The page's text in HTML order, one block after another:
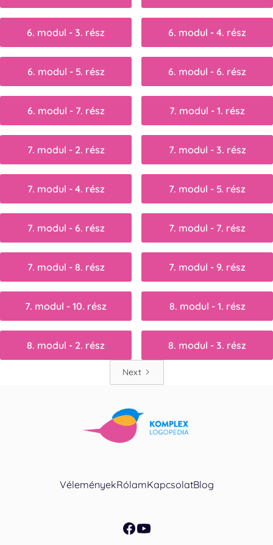
6. modul - 3. rész 6. modul - 4. rész
6. modul - 5. rész 6. modul - 6. rész
6. modul - 7. rész 7. modul - 1. rész
7. modul - 2. rész 7. modul - 3. rész
7. modul - 4. rész 7. modul - 5. rész
7. modul - 6. rész 7. modul - 7. rész
7. modul - 8. rész 7. modul - 9. rész
7. modul - 10. rész 8. modul - 1. rész
8. modul - 2. rész 8. modul - 3. rész
Next
VéleményekRólamKapcsolatBlog